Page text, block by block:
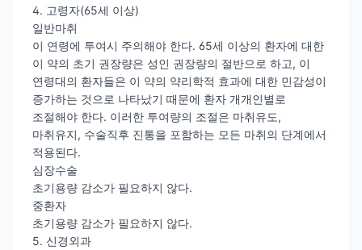
4. 고령자(65세 이상)
일반마취
이 연령에 투여시 주의해야 한다. 65세 이상의 환자에 대한
이 약의 초기 권장량은 성인 권장량의 절반으로 하고, 이
연령대의 환자들은 이 약의 약리학적 효과에 대한 민감성이
증가하는 것으로 나타났기 때문에 환자 개개인별로
조절해야 한다. 이러한 투여량의 조절은 마취유도,
마취유지, 수술직후 진통을 포함하는 모든 마취의 단계에서
적용된다.
심장수술
초기용량 감소가 필요하지 않다.
중환자
초기용량 감소가 필요하지 않다.
5. 신경외과